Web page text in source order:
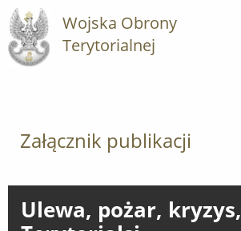
Wojska Obrony
Terytorialnej
Załącznik publikacji
Ulewa, pożar, kryzys,